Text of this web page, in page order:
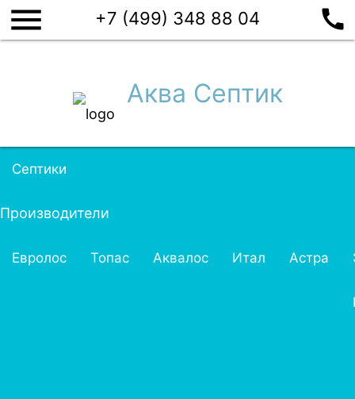
menu +7 (499) 348 88 04 call
Аква Септик
Септики
Производители
Евролос Топас Аквалос Итал Астра